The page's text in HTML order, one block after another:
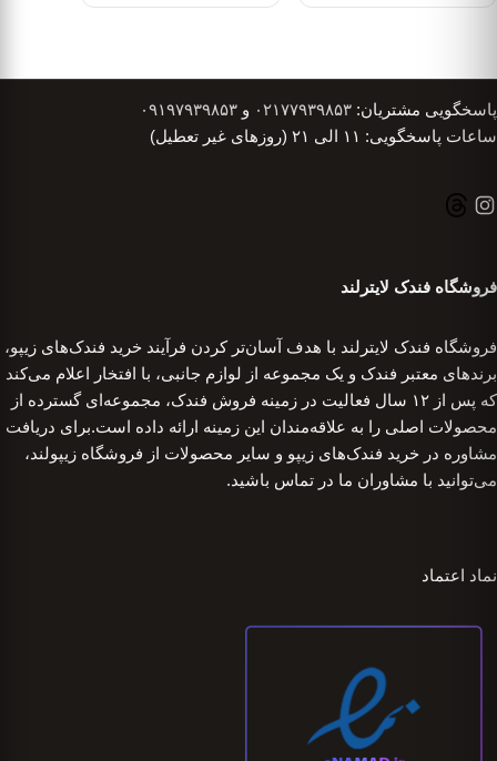
پاسخگویی مشتریان: ۰۲۱۷۷۹۳۹۸۵۳ و ۰۹۱۹۷۹۳۹۸۵۳
ساعات پاسخگویی: ۱۱ الی ۲۱ (روزهای غیر تعطیل)
فروشگاه فندک لایترلند
فروشگاه فندک لایترلند با هدف آسان‌تر کردن فرآیند خرید فندک‌های زیپو،
برندهای معتبر فندک و یک مجموعه از لوازم جانبی، با افتخار اعلام می‌کند
که پس از ۱۲ سال فعالیت در زمینه فروش فندک، مجموعه‌ای گسترده از
محصولات اصلی را به علاقه‌مندان این زمینه ارائه داده است.برای دریافت
مشاوره در خرید فندک‌های زیپو و سایر محصولات از فروشگاه زیپولند،
می‌توانید با مشاوران ما در تماس باشید.
نماد اعتماد